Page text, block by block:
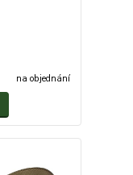
na objednání